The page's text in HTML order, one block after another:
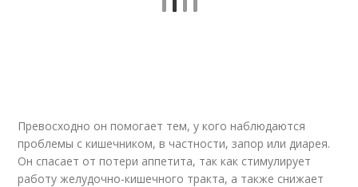
Превосходно он помогает тем, у кого наблюдаются
проблемы с кишечником, в частности, запор или диарея.
Он спасает от потери аппетита, так как стимулирует
работу желудочно-кишечного тракта, а также снижает